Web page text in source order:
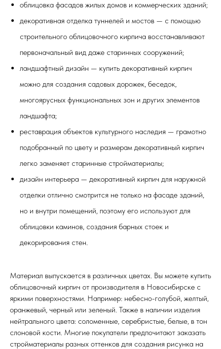
облицовка фасадов жилых домов и коммерческих зданий;
декоративная отделка туннелей и мостов — с помощью
строительного облицовочного кирпича восстанавливают
первоначальный вид даже старинных сооружений;
ландшафтный дизайн — купить декоративный кирпич
можно для создания садовых дорожек, беседок,
многоярусных функциональных зон и других элементов
ландшафта;
реставрация объектов культурного наследия — грамотно
подобранный по цвету и размерам декоративный кирпич
легко заменяет старинные стройматериалы;
дизайн интерьера — декоративный кирпич для наружной
отделки отлично смотрится не только на фасаде зданий,
но и внутри помещений, поэтому его используют для
облицовки каминов, создания барных стоек и
декорирования стен.
Материал выпускается в различных цветах. Вы можете купить
облицовочный кирпич от производителя в Новосибирске с
яркими поверхностями. Например: небесно-голубой, желтый,
оранжевый, черный или зеленый. Также в наличии изделия
нейтрального цвета: соломенные, серебристые, белые, в тон
слоновой кости. Многие покупатели предпочитают заказать
стройматериалы разных оттенков для создания рисунка на